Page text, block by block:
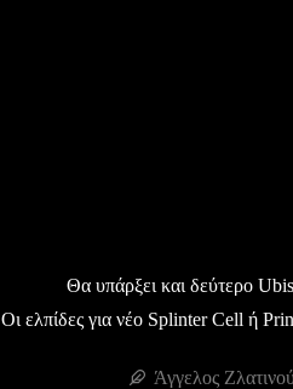
Θα υπάρξει και δεύτερο
Οι ελπίδες για νέο Splinter Cell ή
Άγγελος